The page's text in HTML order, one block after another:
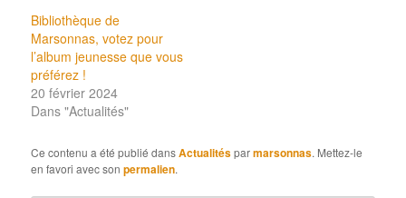
Bibliothèque de
Marsonnas, votez pour
l’album jeunesse que vous
préférez !
20 février 2024
Dans "Actualités"
Ce contenu a été publié dansActualitésparmarsonnas. Mettez-le
en favori avec sonpermalien.